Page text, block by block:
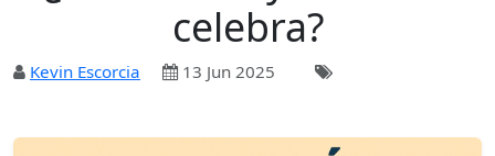
celebra?
Kevin Escorcia 13 Jun 2025